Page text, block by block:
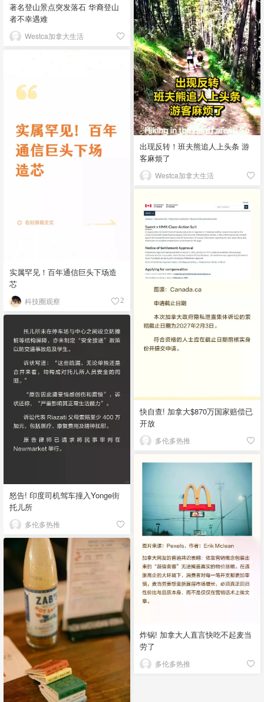
著名登山景点突发落石 华裔登山
者不幸遇难
Westca加拿大生活
出现反转！班夫熊追人上头条 游
客麻烦了
Westca加拿大生活
实属罕见！百年通信巨头下场造
芯
科技圈观察 2
快自查! 加拿大$870万国家赔偿已
开放
多伦多热推
怒告! 印度司机驾车撞入Yonge街
托儿所
多伦多热推
炸锅! 加拿大人直言快吃不起麦当
劳了
多伦多热推